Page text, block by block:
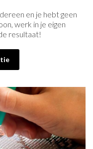
en je hebt geen
werk in je eigen
resultaat!